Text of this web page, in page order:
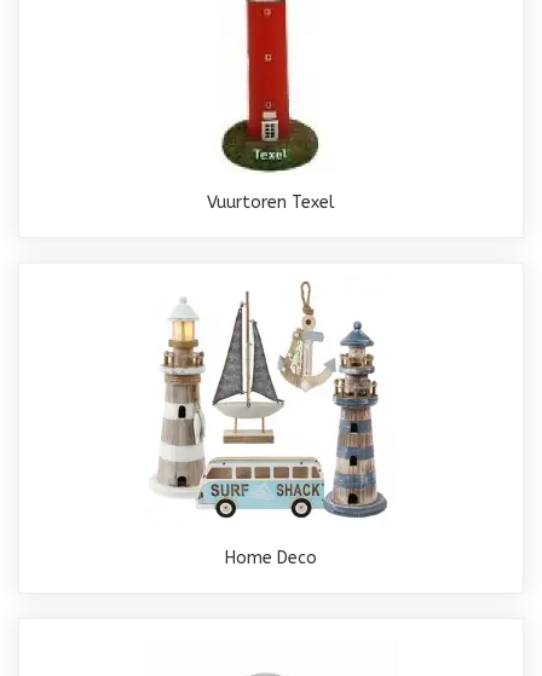
Vuurtoren Texel
Home Deco